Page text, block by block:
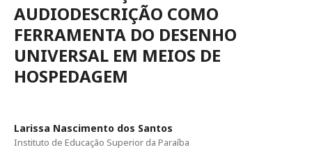
AUDIODESCRIÇÃO COMO
FERRAMENTA DO DESENHO
UNIVERSAL EM MEIOS DE
HOSPEDAGEM
Larissa Nascimento dos Santos
Instituto de Educação Superior da Paraíba